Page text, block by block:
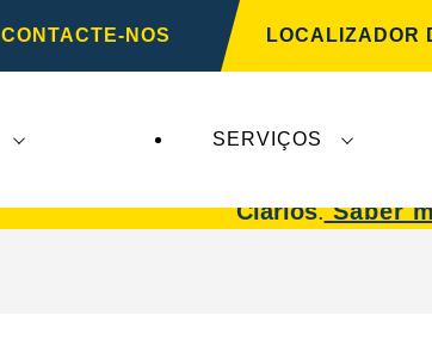
CONTACTE-NOS LOCALIZADOR
SERVIÇOS
Clarios.Saber